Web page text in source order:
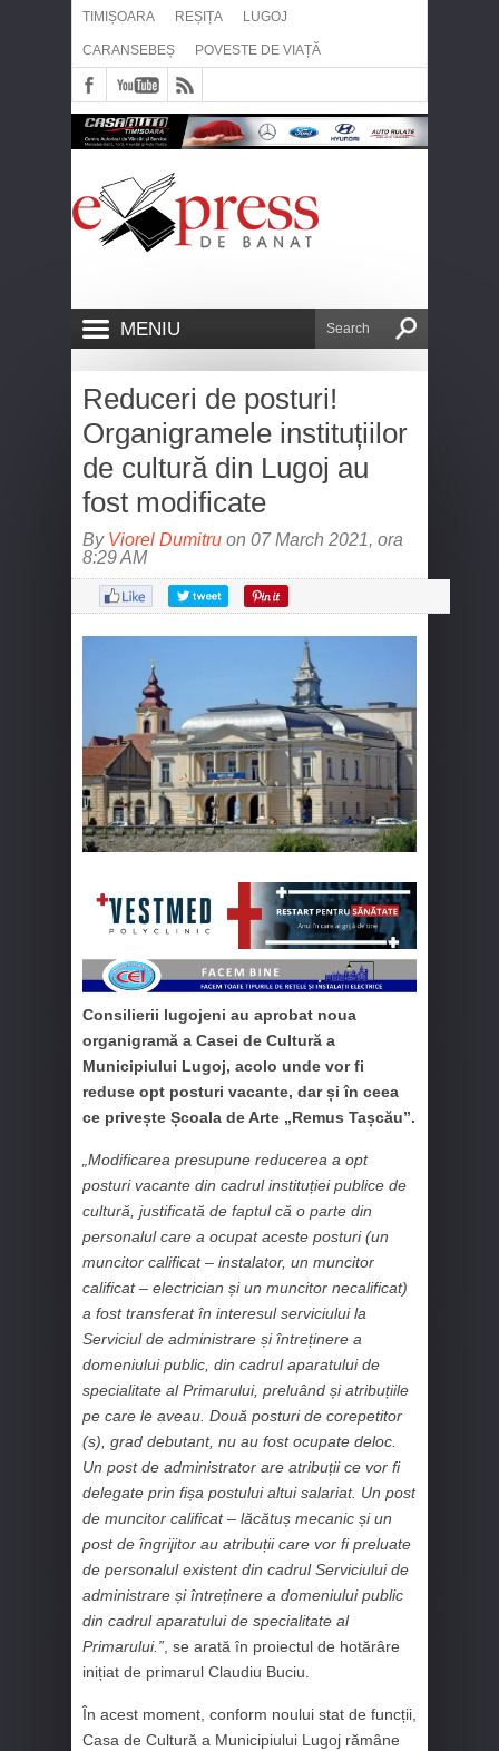
TIMIȘOARA REȘIȚA LUGOJ
CARANSEBEȘ POVESTE DE VIAȚĂ
MENIU
Reduceri de posturi!
Organigramele instituțiilor
de cultură din Lugoj au
fost modificate
By Viorel Dumitru on 07 March 2021, ora
8:29 AM
Consilierii lugojeni au aprobat noua
organigramă a Casei de Cultură a
Municipiului Lugoj, acolo unde vor fi
reduse opt posturi vacante, dar și în ceea
ce privește Școala de Arte „Remus Tașcău”.
„Modificarea presupune reducerea a opt
posturi vacante din cadrul instituției publice de
cultură, justificată de faptul că o parte din
personalul care a ocupat aceste posturi (un
muncitor calificat – instalator, un muncitor
calificat – electrician și un muncitor necalificat)
a fost transferat în interesul serviciului la
Serviciul de administrare și întreținere a
domeniului public, din cadrul aparatului de
specialitate al Primarului, preluând și atribuțiile
pe care le aveau. Două posturi de corepetitor
(s), grad debutant, nu au fost ocupate deloc.
Un post de administrator are atribuții ce vor fi
delegate prin fișa postului altui salariat. Un post
de muncitor calificat – lăcătuș mecanic și un
post de îngrijitor au atribuții care vor fi preluate
de personalul existent din cadrul Serviciului de
administrare și întreținere a domeniului public
din cadrul aparatului de specialitate al
Primarului.”, se arată în proiectul de hotărâre
inițiat de primarul Claudiu Buciu.
În acest moment, conform noului stat de funcții,
Casa de Cultură a Municipiului Lugoj rămâne